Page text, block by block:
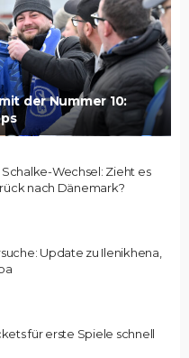
der Nummer 10:
Wechsel: Zieht es
nach Dänemark?
Update zu Ilenikhena,
für erste Spiele schnell